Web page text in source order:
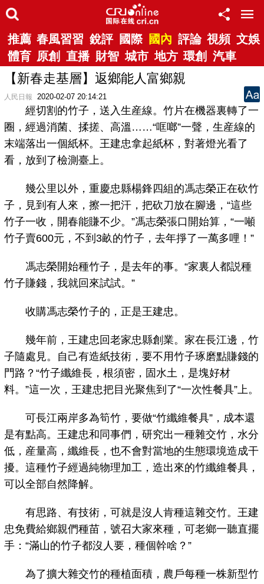
推薦 春風習習 銳評 國際 國內 評論 視頻 文娛
體育 原創 直播 財智 城市 地方 環創 汽車
【新春走基層】返鄉能人富鄉親
人民日報 2020-02-07 20:14:21
經切割的竹子，送入生産線。竹片在機器裏轉了一
圈，經過消菌、揉搓、高溫……“哐啷”一聲，生産線的
末端落出一個紙杯。王建忠拿起紙杯，對著燈光看了
看，放到了檢測臺上。
幾公里以外，重慶忠縣楊鋒四組的馮志榮正在砍竹
子，見到有人來，擦一把汗，把砍刀放在腳邊，“這些
竹子一收，開春能賺不少。”馮志榮張口開始算，“一噸
竹子賣600元，不到3畝的竹子，去年掙了一萬多哩！”
馮志榮開始種竹子，是去年的事。“家裏人都説種
竹子賺錢，我就回來試試。”
收購馮志榮竹子的，正是王建忠。
幾年前，王建忠回老家忠縣創業。家在長江邊，竹
子隨處見。自己有造紙技術，要不用竹子琢磨點賺錢的
門路？“竹子纖維長，根須密，固水土，是塊好材
料。”這一次，王建忠把目光聚焦到了“一次性餐具”上。
可長江兩岸多為筍竹，要做“竹纖維餐具”，成本還
是有點高。王建忠和同事們，研究出一種雜交竹，水分
低，産量高，纖維長，也不會對當地的生態環境造成干
擾。這種竹子經過純物理加工，造出來的竹纖維餐具，
可以全部自然降解。
有思路、有技術，可就是沒人肯種這雜交竹。王建
忠免費給鄉親們種苗，號召大家來種，可老鄉一聽直擺
手：“滿山的竹子都沒人要，種個幹啥？”
為了擴大雜交竹的種植面積，農戶每種一株新型竹